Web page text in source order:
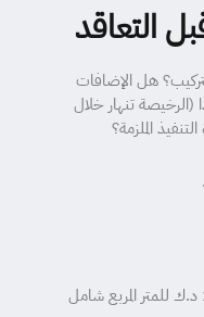
التعاقد
هل الإضافات
(الرخيصة تنهار خلال
الملزمة؟
يبدأ من 29 د.ك للمتر المربع شامل